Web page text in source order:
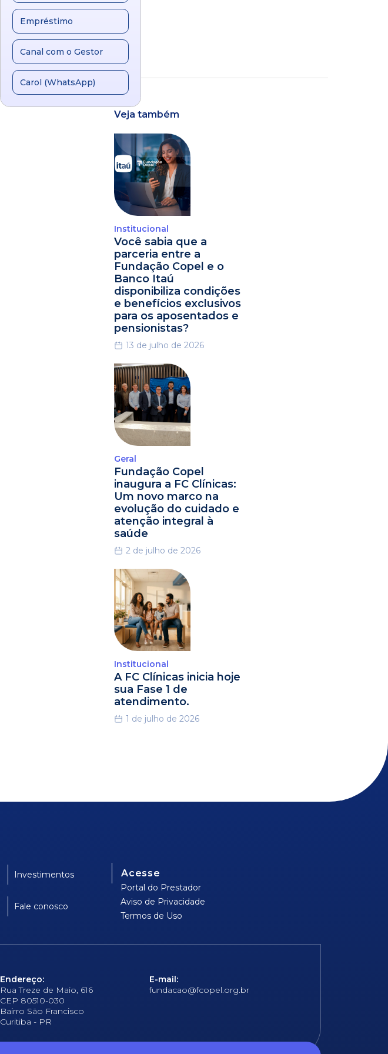
Empréstimo
Canal com o Gestor
Carol (WhatsApp)
Veja também
Institucional
Você sabia que a
parceria entre a
Fundação Copel e o
Banco Itaú
disponibiliza condições
e benefícios exclusivos
para os aposentados e
pensionistas?
13 de julho de 2026
Geral
Fundação Copel
inaugura a FC Clínicas:
Um novo marco na
evolução do cuidado e
atenção integral à
saúde
2 de julho de 2026
Institucional
A FC Clínicas inicia hoje
sua Fase 1 de
atendimento.
1 de julho de 2026
Investimentos
Fale conosco
Acesse
Portal do Prestador
Aviso de Privacidade
Termos de Uso
Endereço:
Rua Treze de Maio, 616
CEP 80510-030
Bairro São Francisco
Curitiba - PR
E-mail:
fundacao@fcopel.org.br